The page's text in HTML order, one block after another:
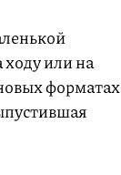
или на
форматах